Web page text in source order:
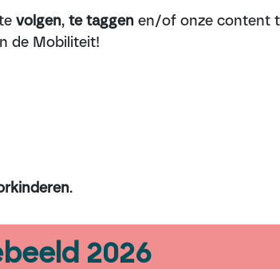
volgen, te taggen en/of onze content
de Mobiliteit!
.
2026